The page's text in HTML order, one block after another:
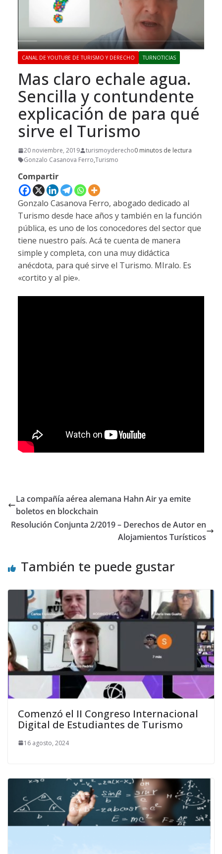
CANAL DE YOUTUBE DE TURISMO Y DERECHO TURNOTICIAS
Mas claro echale agua.
Sencilla y contundente
explicación de para qué
sirve el Turismo
20 noviembre, 2019 turismoyderecho0 minutos de lectura
Gonzalo Casanova Ferro,Turismo
Compartir
Gonzalo Casanova Ferro, abogado dedicado al
Turismo desde hace años y también en la función
pública, es uno de los conocedores del sector que
tiene nuestro país. Acá te cuenta de manera
simple y completa, con una muy didáctica
anécdota, para qué sirve el Turismo. MIralo. Es
«cortito y al pie».
La compañía aérea alemana Hahn Air ya emite
boletos en blockchain
Resolución Conjunta 2/2019 – Derechos de Autor en
Alojamientos Turísticos
También te puede gustar
Comenzó el II Congreso Internacional
Digital de Estudiantes de Turismo
16 agosto, 2024